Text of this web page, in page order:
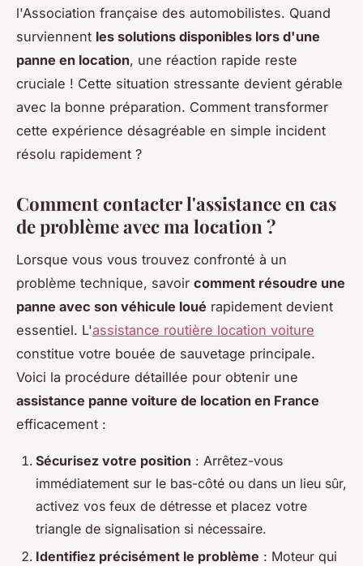
l'Association française des automobilistes. Quand
surviennent les solutions disponibles lors d'une
panne en location, une réaction rapide reste
cruciale ! Cette situation stressante devient gérable
avec la bonne préparation. Comment transformer
cette expérience désagréable en simple incident
résolu rapidement ?
Comment contacter l'assistance en cas
de problème avec ma location ?
Lorsque vous vous trouvez confronté à un
problème technique, savoir comment résoudre une
panne avec son véhicule loué rapidement devient
essentiel. L'assistance routière location voiture
constitue votre bouée de sauvetage principale.
Voici la procédure détaillée pour obtenir une
assistance panne voiture de location en France
efficacement :
Sécurisez votre position : Arrêtez-vous
immédiatement sur le bas-côté ou dans un lieu sûr,
activez vos feux de détresse et placez votre
triangle de signalisation si nécessaire.
Identifiez précisément le problème : Moteur qui